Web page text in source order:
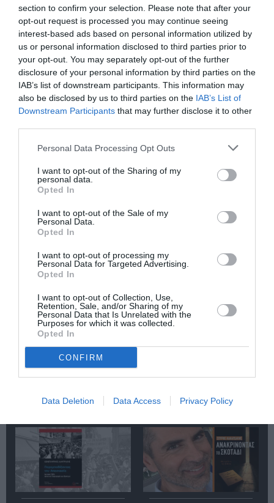
section to confirm your selection. Please note that after your
opt-out request is processed you may continue seeing
interest-based ads based on personal information utilized by
us or personal information disclosed to third parties prior to
your opt-out. You may separately opt-out of the further
disclosure of your personal information by third parties on the
IAB’s list of downstream participants. This information may
also be disclosed by us to third parties on the IAB’s List of
Downstream Participants that may further disclose it to other
Personal Data Processing Opt Outs
I want to opt-out of the Sharing of my
personal data.
Opted In
I want to opt-out of the Sale of my
Personal Data.
Opted In
I want to opt-out of processing my
Personal Data for Targeted Advertising.
Opted In
I want to opt-out of Collection, Use,
Retention, Sale, and/or Sharing of my
Personal Data that Is Unrelated with the
Purposes for which it was collected.
Opted In
CONFIRM
Data Deletion Data Access Privacy Policy
Tags
ΕΚΔΟΣΕΙΣ ΚΕΔΡΟΣ
Newsletter
Κάθε βδομάδα στο e-mail σας τα τελευταία νέα για
Σχετικά Άρθρα
Η μακρά λίστα με
για το Βραβείο
Έκθεση Βιβλίου